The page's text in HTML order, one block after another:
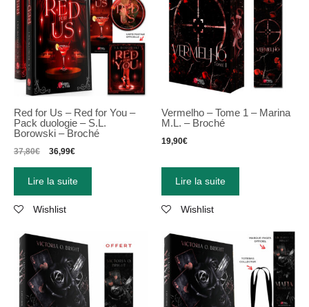
Red for Us – Red for You –
Pack duologie – S.L.
Borowski – Broché
37,80€ 36,99€
Lire la suite
Wishlist
Vermelho – Tome 1 – Marina
M.L. – Broché
19,90€
Lire la suite
Wishlist